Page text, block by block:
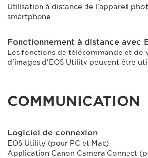
Utilisation à distance de l'appareil
smartphone
Fonctionnement à distance avec
Les fonctions de télécommande et de
d'images d'EOS Utility peuvent être
COMMUNICATION
Logiciel de connexion
EOS Utility (pour PC et Mac)
Application Canon Camera Connect